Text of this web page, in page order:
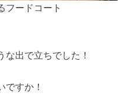
フードコート
な出で立ちでした！
ですか！